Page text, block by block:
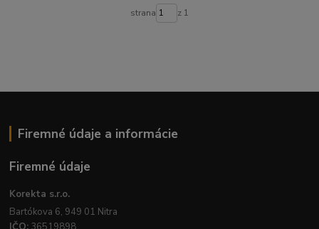
strana z 1
Firemné údaje a informácie
Firemné údaje
Korekta s.r.o.
Bartókova 6, 949 01 Nitra